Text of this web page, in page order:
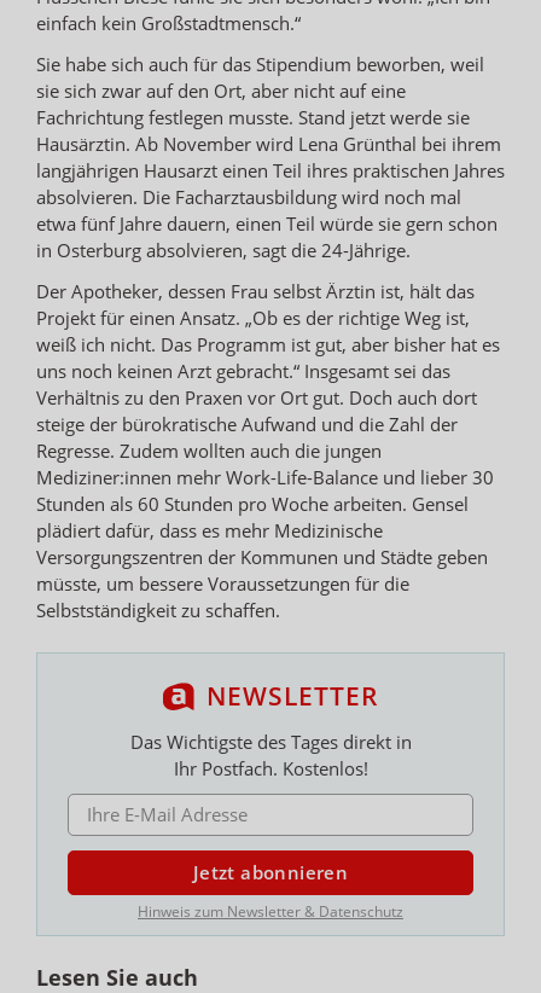
einfach kein Großstadtmensch.“
Sie habe sich auch für das Stipendium beworben, weil
sie sich zwar auf den Ort, aber nicht auf eine
Fachrichtung festlegen musste. Stand jetzt werde sie
Hausärztin. Ab November wird Lena Grünthal bei ihrem
langjährigen Hausarzt einen Teil ihres praktischen Jahres
absolvieren. Die Facharztausbildung wird noch mal
etwa fünf Jahre dauern, einen Teil würde sie gern schon
in Osterburg absolvieren, sagt die 24-Jährige.
Der Apotheker, dessen Frau selbst Ärztin ist, hält das
Projekt für einen Ansatz. „Ob es der richtige Weg ist,
weiß ich nicht. Das Programm ist gut, aber bisher hat es
uns noch keinen Arzt gebracht.“ Insgesamt sei das
Verhältnis zu den Praxen vor Ort gut. Doch auch dort
steige der bürokratische Aufwand und die Zahl der
Regresse. Zudem wollten auch die jungen
Mediziner:innen mehr Work-Life-Balance und lieber 30
Stunden als 60 Stunden pro Woche arbeiten. Gensel
plädiert dafür, dass es mehr Medizinische
Versorgungszentren der Kommunen und Städte geben
müsste, um bessere Voraussetzungen für die
Selbstständigkeit zu schaffen.
NEWSLETTER
Das Wichtigste des Tages direkt in
Ihr Postfach. Kostenlos!
E-MAIL ADRESSE
Jetzt abonnieren
Hinweis zum Newsletter & Datenschutz
Lesen Sie auch